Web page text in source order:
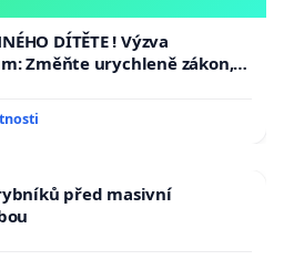
DÍTĚTE ! Výzva
Změňte urychleně zákon,
už nemohla opakovat!
před masivní